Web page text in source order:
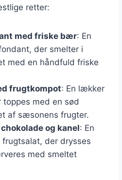
retter:
med friske bær: En
der smelter i
med en håndfuld friske
frugtkompot: En lækker
toppes med en sød
af sæsonens frugter.
og kanel: En
der drysses
med smeltet